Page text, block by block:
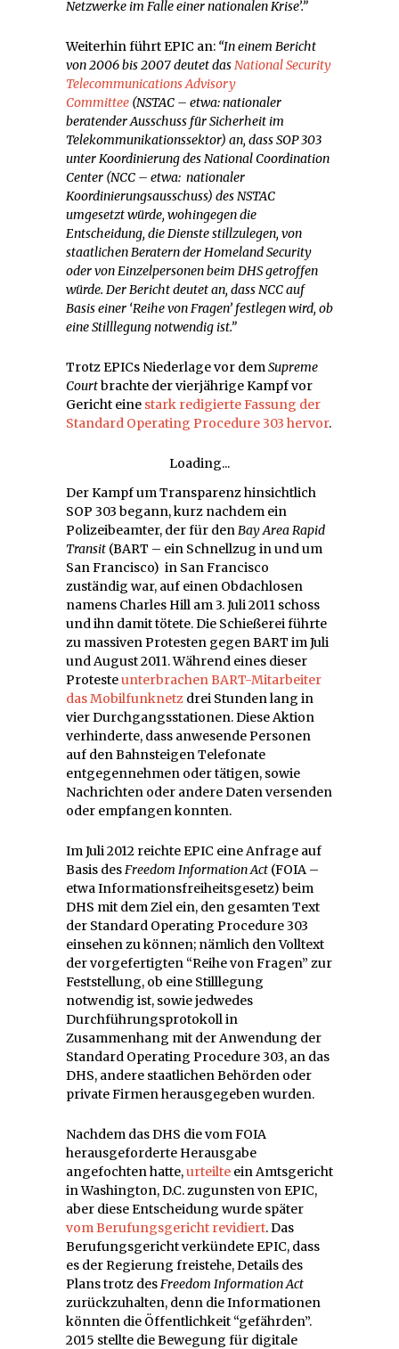
Netzwerke im Falle einer nationalen Krise’.”
Weiterhin führt EPIC an: “In einem Bericht
von 2006 bis 2007 deutet dasNational Security
Telecommunications Advisory
Committee (NSTAC – etwa: nationaler
beratender Ausschuss für Sicherheit im
Telekommunikationssektor) an, dass SOP 303
unter Koordinierung des National Coordination
Center (NCC – etwa: nationaler
Koordinierungsausschuss) des NSTAC
umgesetzt würde, wohingegen die
Entscheidung, die Dienste stillzulegen, von
staatlichen Beratern der Homeland Security
oder von Einzelpersonen beim DHS getroffen
würde. Der Bericht deutet an, dass NCC auf
Basis einer ‘Reihe von Fragen’ festlegen wird, ob
eine Stilllegung notwendig ist.”
Trotz EPICs Niederlage vor demSupreme
Courtbrachte der vierjährige Kampf vor
Gericht eine stark redigierte Fassung der
Standard Operating Procedure 303 hervor.
Loading...
Der Kampf um Transparenz hinsichtlich
SOP 303 begann, kurz nachdem ein
Polizeibeamter, der für denBay Area Rapid
Transit (BART – ein Schnellzug in und um
San Francisco) in San Francisco
zuständig war, auf einen Obdachlosen
namens Charles Hill am 3. Juli 2011 schoss
und ihn damit tötete. Die Schießerei führte
zu massiven Protesten gegen BART im Juli
und August 2011. Während eines dieser
Protesteunterbrachen BART-Mitarbeiter
das Mobilfunknetz drei Stunden lang in
vier Durchgangsstationen. Diese Aktion
verhinderte, dass anwesende Personen
auf den Bahnsteigen Telefonate
entgegennehmen oder tätigen, sowie
Nachrichten oder andere Daten versenden
oder empfangen konnten.
Im Juli 2012 reichte EPIC eine Anfrage auf
Basis desFreedom Information Act (FOIA –
etwa Informationsfreiheitsgesetz) beim
DHS mit dem Ziel ein, den gesamten Text
der Standard Operating Procedure 303
einsehen zu können; nämlich den Volltext
der vorgefertigten “Reihe von Fragen” zur
Feststellung, ob eine Stilllegung
notwendig ist, sowie jedwedes
Durchführungsprotokoll in
Zusammenhang mit der Anwendung der
Standard Operating Procedure 303, an das
DHS, andere staatlichen Behörden oder
private Firmen herausgegeben wurden.
Nachdem das DHS die vom FOIA
herausgeforderte Herausgabe
angefochten hatte,urteilte ein Amtsgericht
in Washington, D.C. zugunsten von EPIC,
aber diese Entscheidung wurde später
vom Berufungsgericht revidiert. Das
Berufungsgericht verkündete EPIC, dass
es der Regierung freistehe, Details des
Plans trotz desFreedom Information Act
zurückzuhalten, denn die Informationen
könnten die Öffentlichkeit “gefährden”.
2015 stellte die Bewegung für digitale